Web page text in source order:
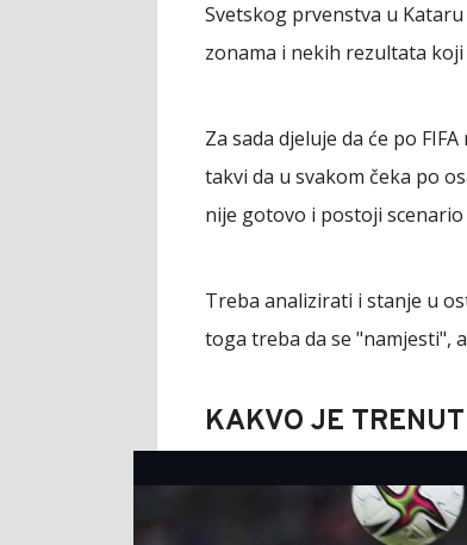
Svetskog prvenstva u
zonama i nekih rezultata
Za sada djeluje da će po
takvi da u svakom čeka po
nije gotovo i postoji
Treba analizirati i stanje u
toga treba da se "namjesti",
KAKVO JE